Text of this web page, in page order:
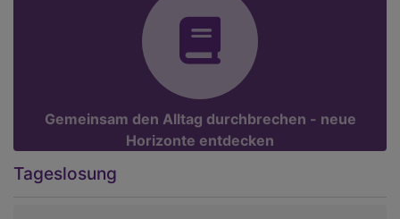
Gemeinsam den Alltag durchbrechen - neue
Horizonte entdecken
Tageslosung